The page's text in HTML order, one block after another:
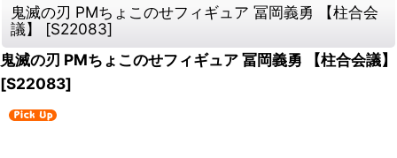
鬼滅の刃 PMちょこのせフィギュア 冨岡義勇 【柱合会
議】
[S22083]
鬼滅の刃 PMちょこのせフィギュア 冨岡義勇 【柱合会議】
[S22083]